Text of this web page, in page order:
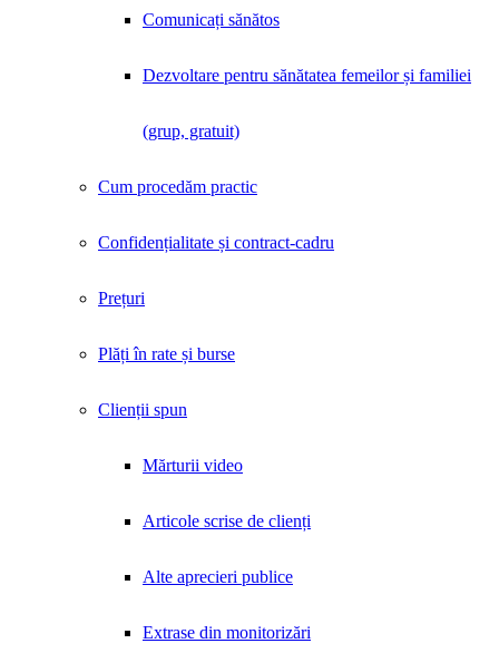
Comunicați sănătos
Dezvoltare pentru sănătatea femeilor și familiei
(grup, gratuit)
Cum procedăm practic
Confidențialitate și contract-cadru
Prețuri
Plăți în rate și burse
Clienții spun
Mărturii video
Articole scrise de clienți
Alte aprecieri publice
Extrase din monitorizări